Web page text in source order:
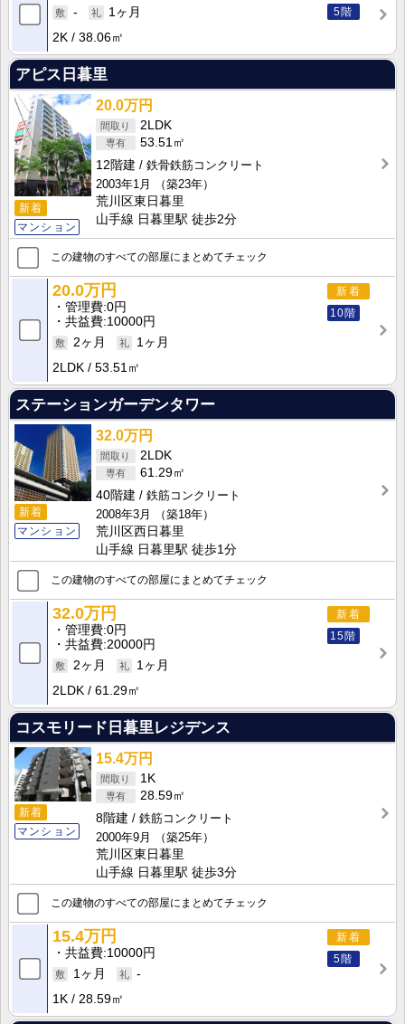
5階
-
1ヶ月
2K
38.06㎡
アピス日暮里
新着
マンション
20.0万円
2LDK
53.51㎡
12階建
鉄骨鉄筋コンクリート
2003年1月
（築23年）
荒川区東日暮里
山手線 日暮里駅 徒歩2分
この建物のすべての部屋にまとめてチェック
新着
10階
20.0万円
管理費 0円
共益費 10000円
2ヶ月
1ヶ月
2LDK
53.51㎡
ステーションガーデンタワー
新着
マンション
32.0万円
2LDK
61.29㎡
40階建
鉄筋コンクリート
2008年3月
（築18年）
荒川区西日暮里
山手線 日暮里駅 徒歩1分
この建物のすべての部屋にまとめてチェック
新着
15階
32.0万円
管理費 0円
共益費 20000円
2ヶ月
1ヶ月
2LDK
61.29㎡
コスモリード日暮里レジデンス
新着
マンション
15.4万円
1K
28.59㎡
8階建
鉄筋コンクリート
2000年9月
（築25年）
荒川区東日暮里
山手線 日暮里駅 徒歩3分
この建物のすべての部屋にまとめてチェック
新着
5階
15.4万円
共益費 10000円
1ヶ月
-
1K
28.59㎡